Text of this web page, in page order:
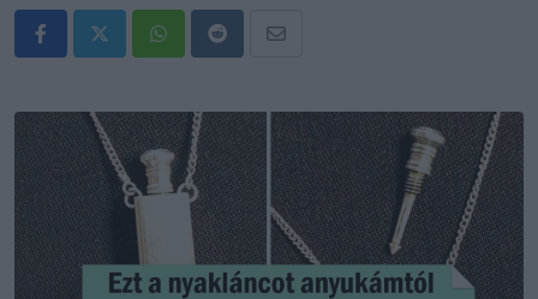
WhatsappRedditShare
Email